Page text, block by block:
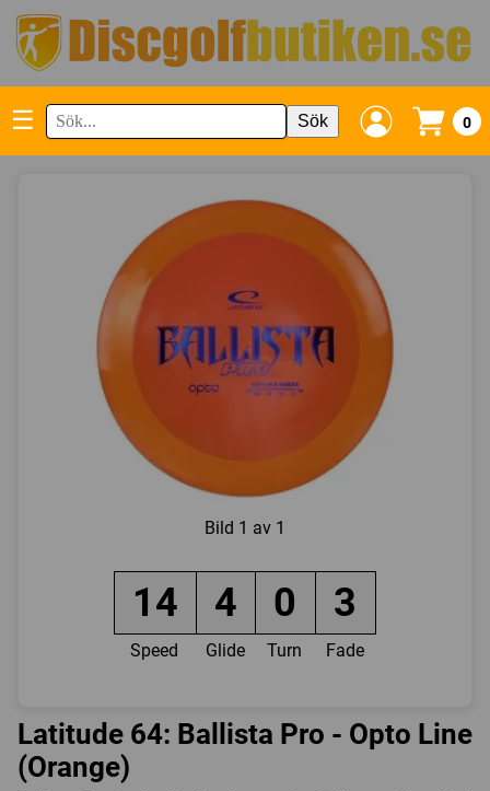
☰ Sök 0
Bild 1 av 1
14 4 0 3
Speed Glide Turn Fade
Latitude 64: Ballista Pro - Opto Line
(Orange)